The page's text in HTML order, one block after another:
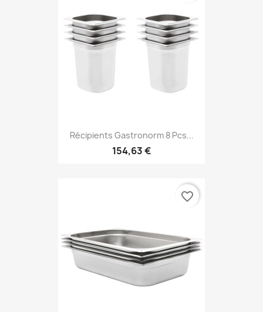
Récipients Gastronorm 8 Pcs...
154,63 €
favorite_border